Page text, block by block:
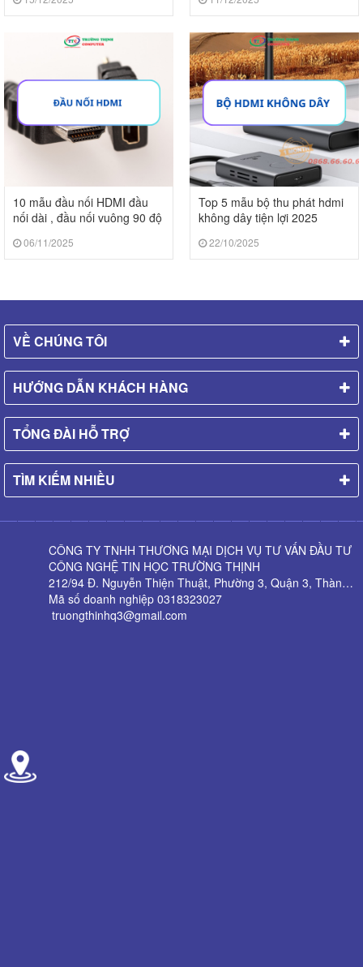
10 mẫu đầu nối HDMI đầu
nối dài , đầu nối vuông 90 độ
06/11/2025
Top 5 mẫu bộ thu phát hdmi
không dây tiện lợi 2025
22/10/2025
VỀ CHÚNG TÔI
HƯỚNG DẪN KHÁCH HÀNG
TỔNG ĐÀI HỖ TRỢ
TÌM KIẾM NHIỀU
CÔNG TY TNHH THƯƠNG MẠI DỊCH VỤ TƯ VẤN ĐẦU TƯ
CÔNG NGHỆ TIN HỌC TRƯỜNG THỊNH
212/94 Đ. Nguyễn Thiện Thuật, Phường 3, Quận 3, Thành phố Hồ Chí Minh
Mã số doanh nghiệp 0318323027
truongthinhq3@gmail.com